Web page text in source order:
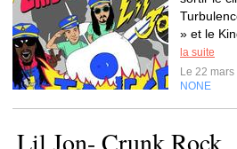
» et le
la suite
Le 22
NONE
Lil Jon- Crunk Rock